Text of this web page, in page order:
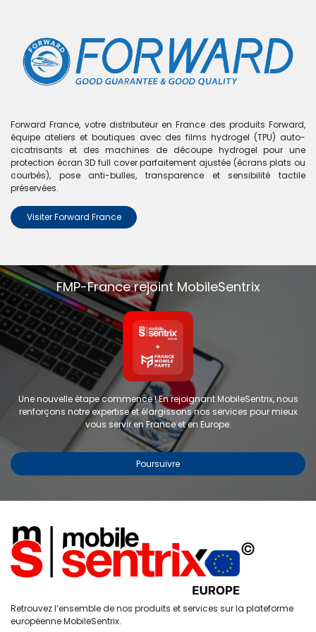
Étiquettes
Accueil Recherche
0
Compte
Boutique 0 articles trouvés.
Nous n'avons trouvé aucun
produit !
Aucun produit défini dans la catégoriePoco X3 GT.
Forward France, votre distributeur en France des produits Forward,
équipe ateliers et boutiques avec des films hydrogel (TPU) auto-
cicatrisants et des machines de découpe hydrogel pour une
protection écran 3D full cover parfaitement ajustée (écrans plats ou
courbés), pose anti-bulles, transparence et sensibilité tactile
préservées.
Visiter Forward France
FMP-France rejoint MobileSentrix
Une nouvelle étape commence ! En rejoignant MobileSentrix, nous
renforçons notre expertise et élargissons nos services pour mieux
vous servir en France et en Europe.
Poursuivre
Retrouvez l’ensemble de nos produits et services sur la plateforme
européenne MobileSentrix.
Copyright © 2024 FMP-France. Tous droits réservés